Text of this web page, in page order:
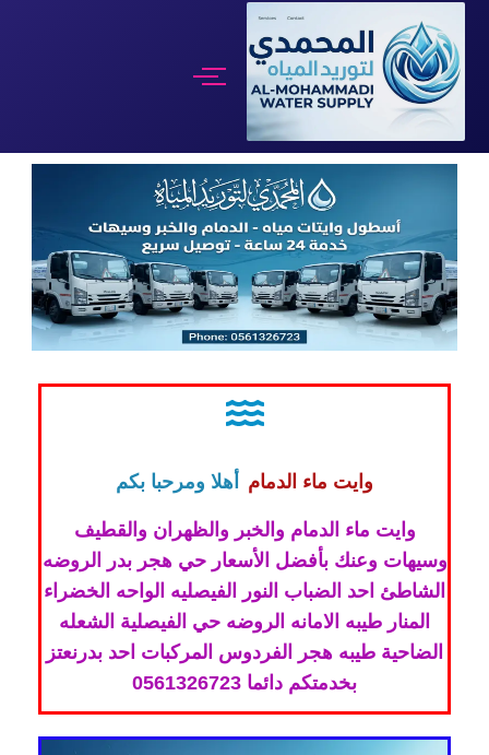
تخطى
إلى
وايت ماء الدمام أهلا ومرحبا بكم
وايت ماء الدمام والخبر والظهران والقطيف
وسيهات وعنك بأفضل الأسعار حي هجر بدر الروضه
الشاطئ احد الضباب النور الفيصليه الواحه الخضراء
المنار طيبه الامانه الروضه حي الفيصلية الشعله
الضاحية طيبه هجر الفردوس المركبات احد بدرنعتز
بخدمتكم دائما 0561326723